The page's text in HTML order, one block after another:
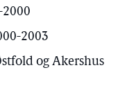
2003
og Akershus